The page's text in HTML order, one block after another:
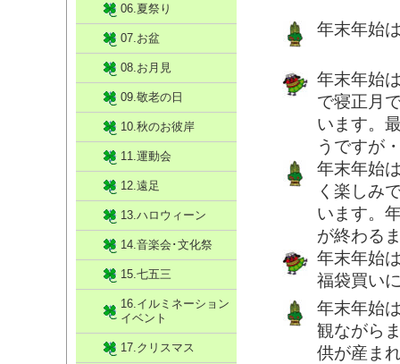
年末年始
年末年始
で寝正月
います。
うですが
年末年始
く楽しみ
います。
が終わる
年末年始
福袋買い
年末年始
観ながら
供が産ま
06.夏祭り
07.お盆
08.お月見
09.敬老の日
10.秋のお彼岸
11.運動会
12.遠足
13.ハロウィーン
14.音楽会･文化祭
15.七五三
16.イルミネーション
イベント
17.クリスマス